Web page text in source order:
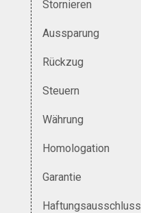
Stornieren
Aussparung
Rückzug
Steuern
Währung
Homologation
Garantie
Haftungsausschluss